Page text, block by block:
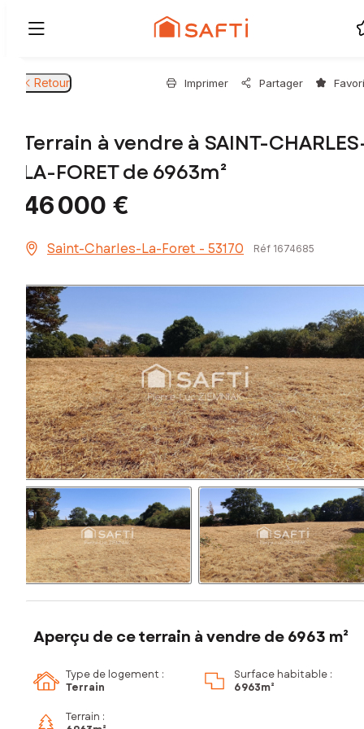
Retour Imprimer Partager
Terrain à vendre à SAINT-
LA-FORET de 6963m²
46 000 €
Saint-Charles-La-Foret - 53170 Réf 1674685
Aperçu de ce terrain à vendre de 6963 m²
Type de logement :
Terrain
Surface habitable :
6 963m²
Terrain :